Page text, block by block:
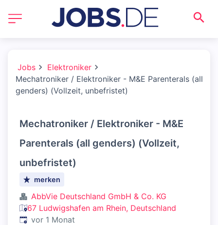
Jobs
Elektroniker
Mechatroniker / Elektroniker - M&E Parenterals (all
genders) (Vollzeit, unbefristet)
Mechatroniker / Elektroniker - M&E
Parenterals (all genders) (Vollzeit,
unbefristet)
merken
AbbVie Deutschland GmbH & Co. KG
67 Ludwigshafen am Rhein, Deutschland
Veröffentlicht:
vor 1 Monat